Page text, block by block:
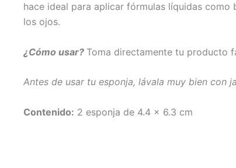
hace ideal para aplicar fórmulas líquidas
los ojos.
¿Cómo usar? Toma directamente tu producto
Antes de usar tu esponja, lávala muy bien con
Contenido: 2 esponja de 4.4 x 6.3 cm